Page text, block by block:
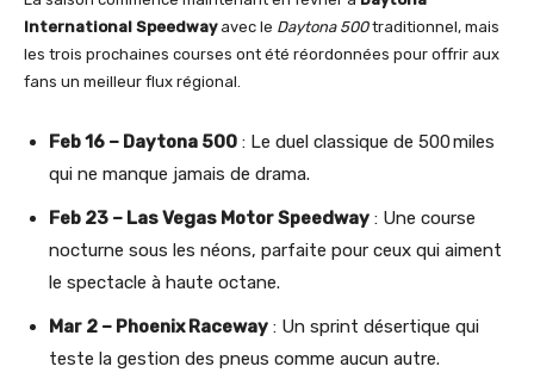
International Speedwayavec le Daytona 500traditionnel, mais
les trois prochaines courses ont été réordonnées pour offrir aux
fans un meilleur flux régional.
Feb 16 – Daytona 500 : Le duel classique de 500 miles
qui ne manque jamais de drama.
Feb 23 – Las Vegas Motor Speedway : Une course
nocturne sous les néons, parfaite pour ceux qui aiment
le spectacle à haute octane.
Mar 2 – Phoenix Raceway : Un sprint désertique qui
teste la gestion des pneus comme aucun autre.